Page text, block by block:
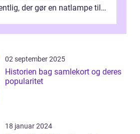
der gør en natlampe til
02 september 2025
Historien bag samlekort og deres
popularitet
18 januar 2024